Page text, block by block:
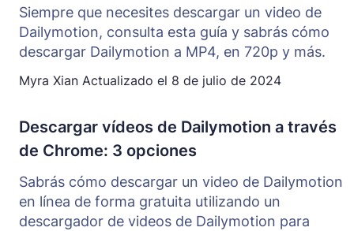
Siempre que necesites descargar un video de
Dailymotion, consulta esta guía y sabrás cómo
descargar Dailymotion a MP4, en 720p y más.
Myra Xian Actualizado el 8 de julio de 2024
Descargar vídeos de Dailymotion a través
de Chrome: 3 opciones
Sabrás cómo descargar un video de Dailymotion
en línea de forma gratuita utilizando un
descargador de videos de Dailymotion para